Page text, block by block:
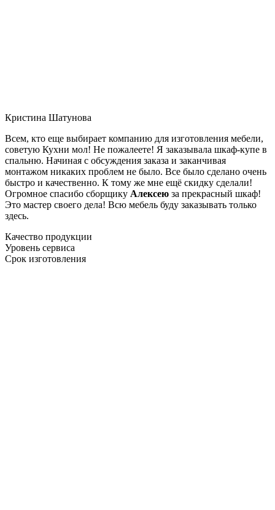
Кристина Шатунова
Всем, кто еще выбирает компанию для изготовления мебели,
советую Кухни мол! Не пожалеете! Я заказывала шкаф-купе в
спальню. Начиная с обсуждения заказа и заканчивая
монтажом никаких проблем не было. Все было сделано очень
быстро и качественно. К тому же мне ещё скидку сделали!
Огромное спасибо сборщику Алексею за прекрасный шкаф!
Это мастер своего дела! Всю мебель буду заказывать только
здесь.
Качество продукции
Уровень сервиса
Срок изготовления